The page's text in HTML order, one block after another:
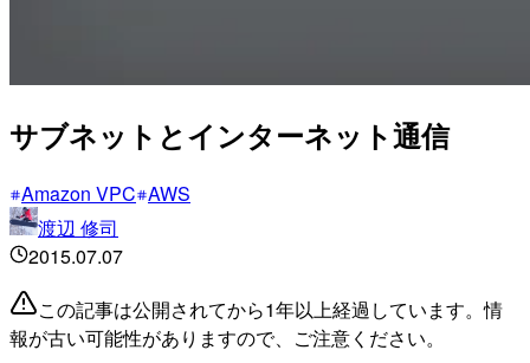
サブネットとインターネット通信
Amazon VPC AWS
渡辺 修司
2015.07.07
この記事は公開されてから1年以上経過しています。情
報が古い可能性がありますので、ご注意ください。